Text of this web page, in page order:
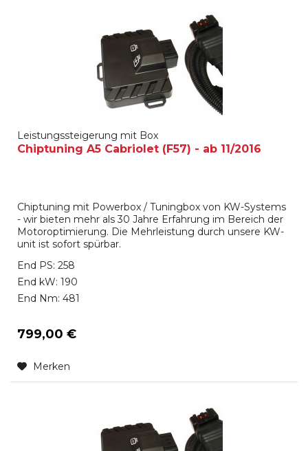
Leistungssteigerung mit Box
Chiptuning A5 Cabriolet (F57) - ab 11/2016
Chiptuning mit Powerbox / Tuningbox von KW-Systems
- wir bieten mehr als 30 Jahre Erfahrung im Bereich der
Motoroptimierung. Die Mehrleistung durch unsere KW-
unit ist sofort spürbar.
End PS: 258
End kW: 190
End Nm: 481
799,00 €
Merken